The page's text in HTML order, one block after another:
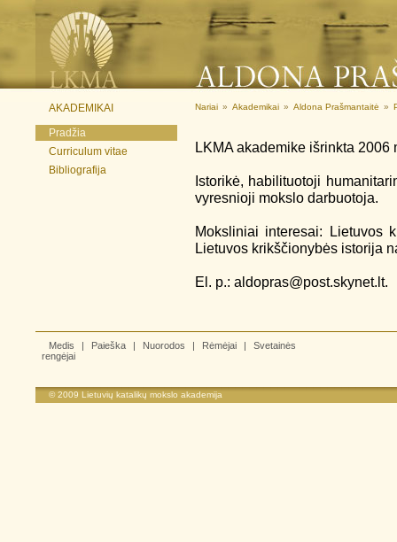
AKADEMIKAI
Pradžia
Curriculum vitae
Bibliografija
Nariai » Akademikai » Aldona Prašmantaitė »
LKMA akademike išrinkta 2006
Istorikė, habilituotoji
vyresnioji mokslo darbuotoja.
Moksliniai interesai: Lietuvos
Lietuvos krikščionybės istorija
El. p.: aldopras@post.skynet.lt.
Medis | Paieška | Nuorodos | Rėmėjai |
Svetainės
rengėjai
© 2009 Lietuvių katalikų mokslo akademija